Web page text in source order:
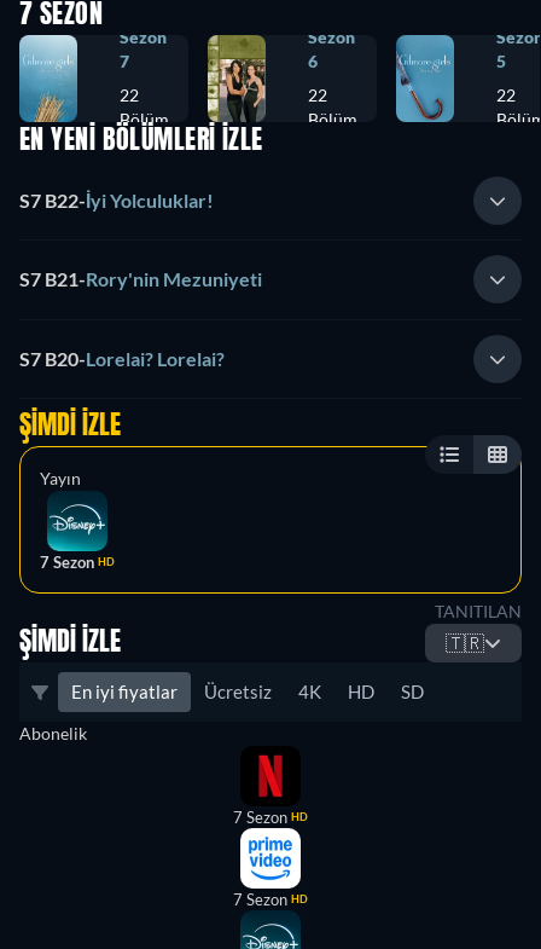
7 SEZON
Sezon
7
22
Bölüm
Sezon
6
22
Bölüm
5
22
EN YENİ BÖLÜMLERİ İZLE
S7 B22-İyi Yolculuklar!
S7 B21-Rory'nin Mezuniyeti
S7 B20-Lorelai? Lorelai?
ŞIMDI İZLE
Yayın
7 Sezon HD
TANITILAN
ŞIMDI İZLE 🇹🇷
En iyi fiyatlar Ücretsiz 4K HD SD
Abonelik
7 Sezon HD
7 Sezon HD